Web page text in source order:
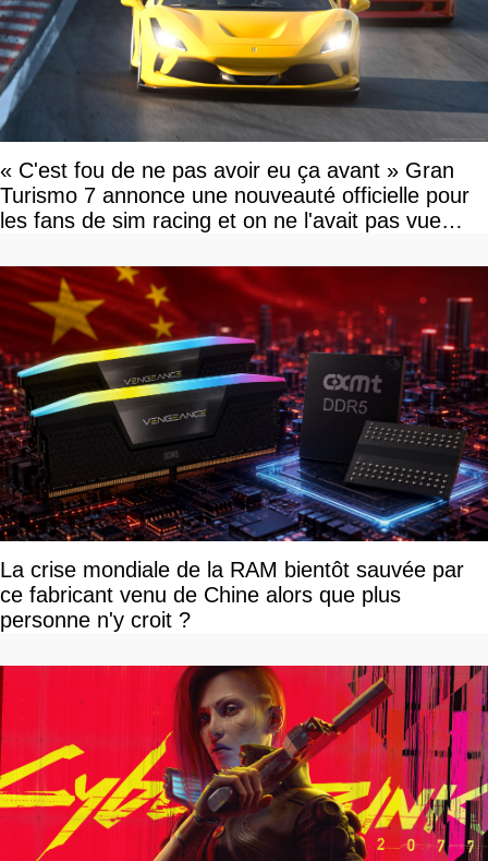
« C'est fou de ne pas avoir eu ça avant » Gran
Turismo 7 annonce une nouveauté officielle pour
les fans de sim racing et on ne l'avait pas vue
La crise mondiale de la RAM bientôt sauvée par
ce fabricant venu de Chine alors que plus
personne n'y croit ?